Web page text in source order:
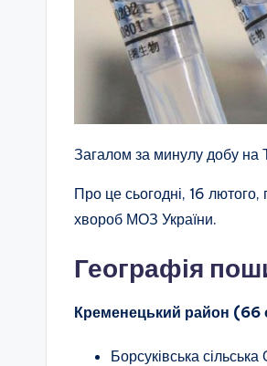
Загалом за минулу добу
Про це сьогодні, 16
хвороб МОЗ України.
Географія
Кременецький район (66
Борсуківська